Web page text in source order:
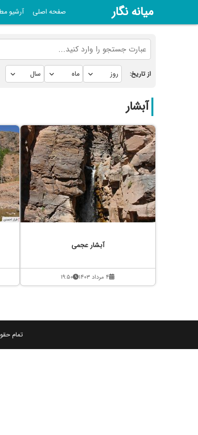
میانه نگار صفحه اصلی آرشیو
از تاریخ:
آبشار
آبشار عجمی
۴ مرداد ۱۴۰۳ ۱۹:۵۰
تمام